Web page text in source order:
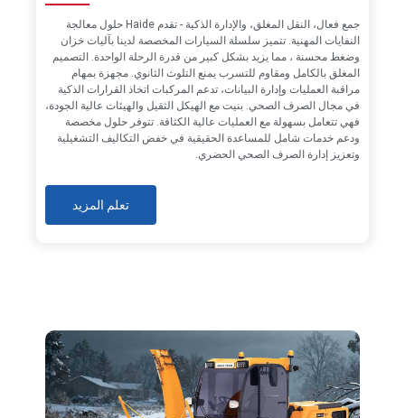
جمع فعال، النقل المغلق، والإدارة الذكية - تقدم Haide حلول معالجة
النفايات المهنية. تتميز سلسلة السيارات المخصصة لدينا بآليات خزان
وضغط محسنة ، مما يزيد بشكل كبير من قدرة الرحلة الواحدة. التصميم
المغلق بالكامل ومقاوم للتسرب يمنع التلوث الثانوي. مجهزة بمهام
مراقبة العمليات وإدارة البيانات، تدعم المركبات اتخاذ القرارات الذكية
في مجال الصرف الصحي. بنيت مع الهيكل الثقيل والهيئات عالية الجودة،
فهي تتعامل بسهولة مع العمليات عالية الكثافة. تتوفر حلول مخصصة
ودعم خدمات شامل للمساعدة الحقيقية في خفض التكاليف التشغيلية
وتعزيز إدارة الصرف الصحي الحضري.
تعلم المزيد